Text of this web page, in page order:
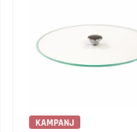
KAMPANJ